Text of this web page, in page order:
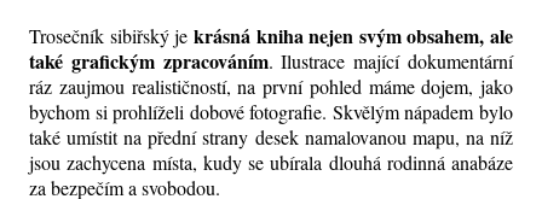
Trosečník sibiřský je krásná kniha nejen svým obsahem, ale
také grafickým zpracováním. Ilustrace mající dokumentární
ráz zaujmou realističností, na první pohled máme dojem, jako
bychom si prohlíželi dobové fotografie. Skvělým nápadem bylo
také umístit na přední strany desek namalovanou mapu, na níž
jsou zachycena místa, kudy se ubírala dlouhá rodinná anabáze
za bezpečím a svobodou.